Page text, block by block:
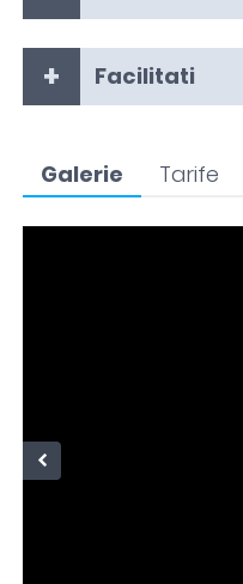
Facilitati
Galerie Tarife